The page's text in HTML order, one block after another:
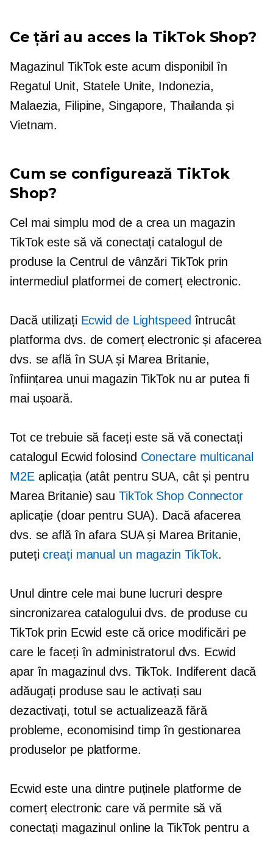
Ce țări au acces la TikTok Shop?
Magazinul TikTok este acum disponibil în
Regatul Unit, Statele Unite, Indonezia,
Malaezia, Filipine, Singapore, Thailanda și
Vietnam.
Cum se configurează TikTok
Shop?
Cel mai simplu mod de a crea un magazin
TikTok este să vă conectați catalogul de
produse la Centrul de vânzări TikTok prin
intermediul platformei de comerț electronic.
Dacă utilizați Ecwid de Lightspeed întrucât
platforma dvs. de comerț electronic și afacerea
dvs. se află în SUA și Marea Britanie,
înființarea unui magazin TikTok nu ar putea fi
mai ușoară.
Tot ce trebuie să faceți este să vă conectați
catalogul Ecwid folosind Conectare multicanal
M2Eaplicația (atât pentru SUA, cât și pentru
Marea Britanie) sau TikTok Shop Connector
aplicație (doar pentru SUA). Dacă afacerea
dvs. se află în afara SUA și Marea Britanie,
putețicreați manual un magazin TikTok.
Unul dintre cele mai bune lucruri despre
sincronizarea catalogului dvs. de produse cu
TikTok prin Ecwid este că orice modificări pe
care le faceți în administratorul dvs. Ecwid
apar în magazinul dvs. TikTok. Indiferent dacă
adăugați produse sau le activați sau
dezactivați, totul se actualizează fără
probleme, economisind timp în gestionarea
produselor pe platforme.
Ecwid este una dintre puținele platforme de
comerț electronic care vă permite să vă
conectați magazinul online la TikTok pentru a